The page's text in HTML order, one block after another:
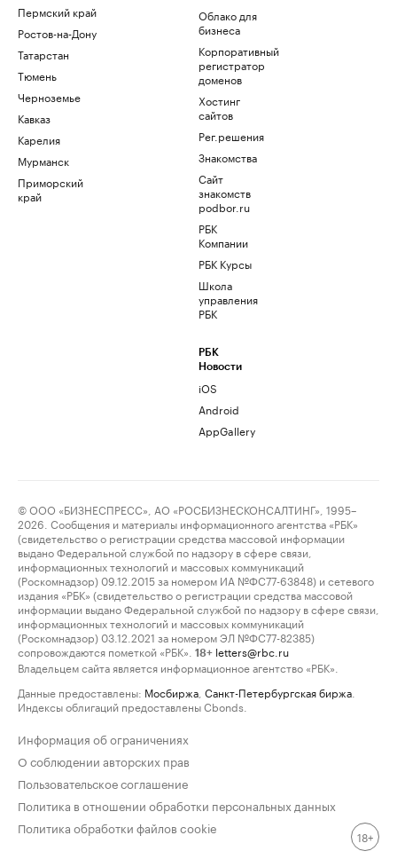
Пермский край
Ростов-на-Дону
Татарстан
Тюмень
Черноземье
Кавказ
Карелия
Мурманск
Приморский
край
Облако для
бизнеса
Корпоративный
регистратор
доменов
Хостинг
сайтов
Рег.решения
Знакомства
Сайт
знакомств
podbor.ru
РБК
Компании
РБК Курсы
Школа
управления
РБК
РБК
Новости
iOS
Android
AppGallery
© ООО «БИЗНЕСПРЕСС», АО «РОСБИЗНЕСКОНСАЛТИНГ», 1995–
2026. Сообщения и материалы информационного агентства «РБК»
(свидетельство о регистрации средства массовой информации
выдано Федеральной службой по надзору в сфере связи,
информационных технологий и массовых коммуникаций
(Роскомнадзор) 09.12.2015 за номером ИА №ФС77-63848) и сетевого
издания «РБК» (свидетельство о регистрации средства массовой
информации выдано Федеральной службой по надзору в сфере связи,
информационных технологий и массовых коммуникаций
(Роскомнадзор) 03.12.2021 за номером ЭЛ №ФС77-82385)
сопровождаются пометкой «РБК».
18+ letters@rbc.ru
Владельцем сайта является информационное агентство «РБК».
Данные предоставлены: Мосбиржа Санкт-Петербургская биржа
Индексы облигаций предоставлены Cbonds.
Информация об ограничениях
О соблюдении авторских прав
Пользовательское соглашение
Политика в отношении обработки персональных данных
Политика обработки файлов cookie
18+